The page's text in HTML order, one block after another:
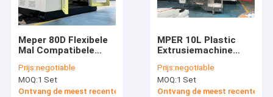
Fabrieksreis
Nieuws
Meper 80D Flexibele
Mal Compatibele
220–620 mm Plaat
Slag
Prijs:negotiable
MOQ:1 Set
Ontvang de meest recente Prijs
MPER 10L Plastic
Extrusiemachine
Prijs:negotiable
MOQ:1 Set
Ontvang de meest recente